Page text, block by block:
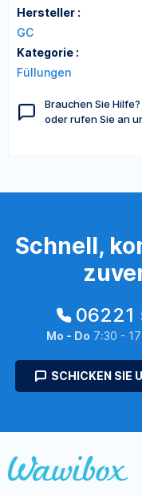
Hersteller :
GC
Kategorie :
Füllungen
Brauchen Sie Hilfe?
oder rufen Sie an
Schnell,
06221
Mo - Do 7:30 -
SCHICKEN SIE